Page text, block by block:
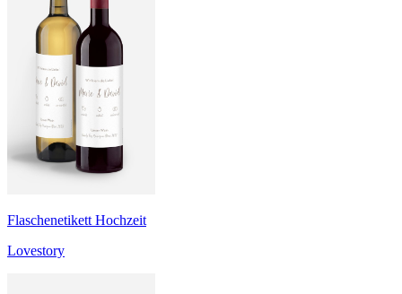
Flaschenetikett Hochzeit
Lovestory